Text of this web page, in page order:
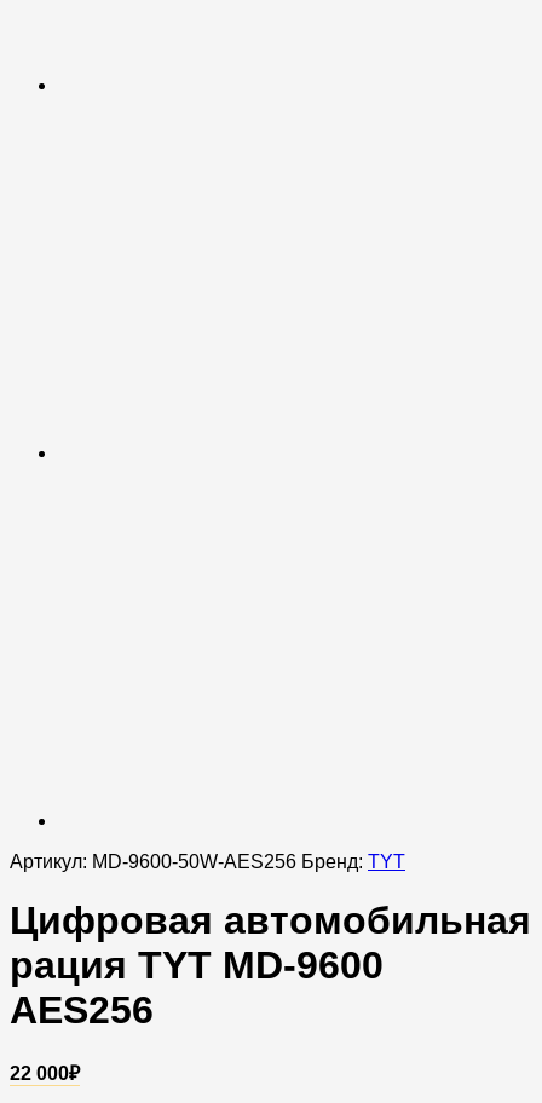
Артикул: MD-9600-50W-AES256 Бренд: TYT
Цифровая автомобильная
рация TYT MD-9600
AES256
22 000₽